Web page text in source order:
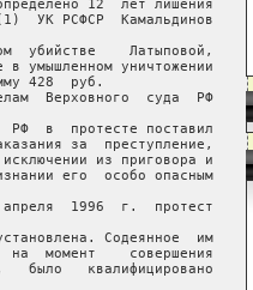
12  лет лишения
УК РСФСР  Камальдинов
убийстве    Латыповой,
в умышленном уничтожении
428  руб.
Верховного  суда  РФ
РФ  в  протесте поставил
за  преступление,
из приговора и
его  особо опасным
1996  г.  протест
Содеянное  им
на  момент    совершения
было   квалифицировано